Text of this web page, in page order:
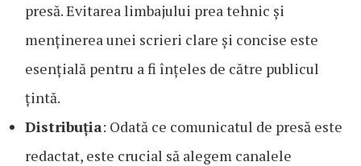
presă. Evitarea limbajului prea tehnic și
menținerea unei scrieri clare și concise este
esențială pentru a fi înțeles de către publicul
țintă.
Distribuția: Odată ce comunicatul de presă este
redactat, este crucial să alegem canalele